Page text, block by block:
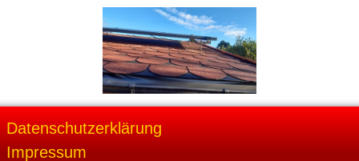
Datenschutzerklärung
Impressum